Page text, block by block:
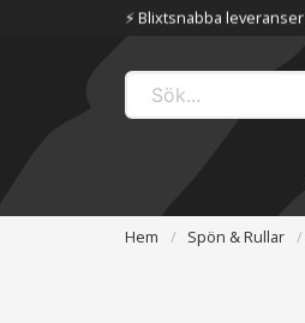
⚡️ Blixtsnabba leveranser
Hem Spön & Rullar